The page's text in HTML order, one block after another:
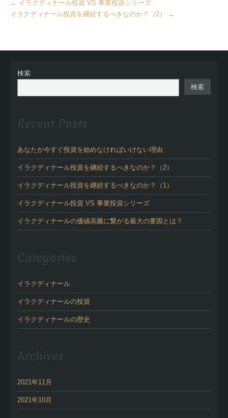
More
Articles
← イラクディナール投資 VS 事業投資シリーズ
イラクディナール投資を継続するべきなのか？（2）
→
検索
検索
Recent Posts
あなたが今すぐ投資を始めなければいけない理由
イラクディナール投資を継続するべきなのか？（2）
イラクディナール投資を継続するべきなのか？（1）
イラクディナール投資 VS 事業投資シリーズ
イラクディナールの価値高騰に繋がる最大の要因とは？
Categories
イラクディナール
イラクディナールの投資
イラクディナールの歴史
Archives
2021年11月
2021年10月